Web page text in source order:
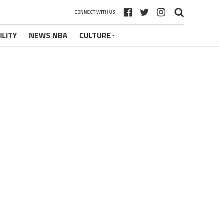
CONNECT WITH US
NEWS NBA CULTURE